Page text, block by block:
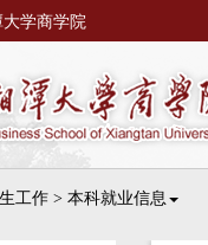
学商学院
工作 > 本科就业信息